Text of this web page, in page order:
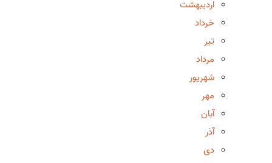
اردیبهشت
خرداد
تیر
مرداد
شهریور
مهر
آبان
آذر
دی